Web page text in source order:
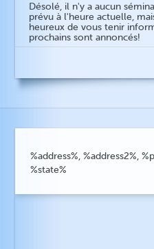
Désolé, il n'y a aucun
prévu à l'heure actuelle,
heureux de vous tenir
prochains sont annoncés!
%address%, %address2%,
%state%